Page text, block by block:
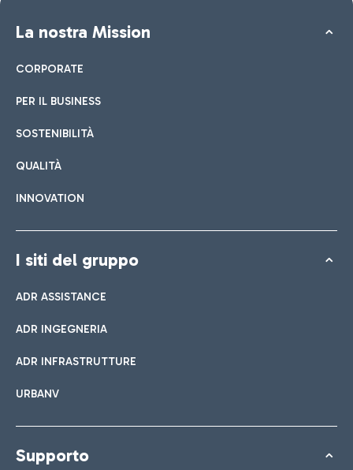
La nostra Mission
CORPORATE
PER IL BUSINESS
SOSTENIBILITÀ
QUALITÀ
INNOVATION
I siti del gruppo
ADR ASSISTANCE
ADR INGEGNERIA
ADR INFRASTRUTTURE
URBANV
Supporto